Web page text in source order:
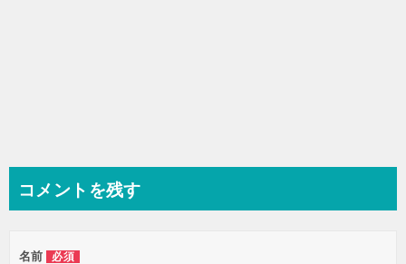
コメントを残す
名前 必須